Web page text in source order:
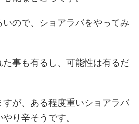
いので、ショアラバをやってみ
事も有るし、可能性は有るだ
が、ある程度重いショアラバ
り辛そうです。